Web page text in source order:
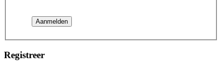
Registreer